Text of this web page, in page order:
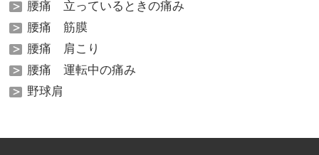
腰痛 立っているときの痛み
腰痛 筋膜
腰痛 肩こり
腰痛 運転中の痛み
野球肩